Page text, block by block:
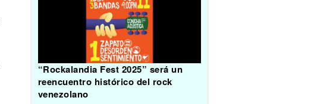
“Rockalandia Fest 2025” será un
reencuentro histórico del rock
venezolano